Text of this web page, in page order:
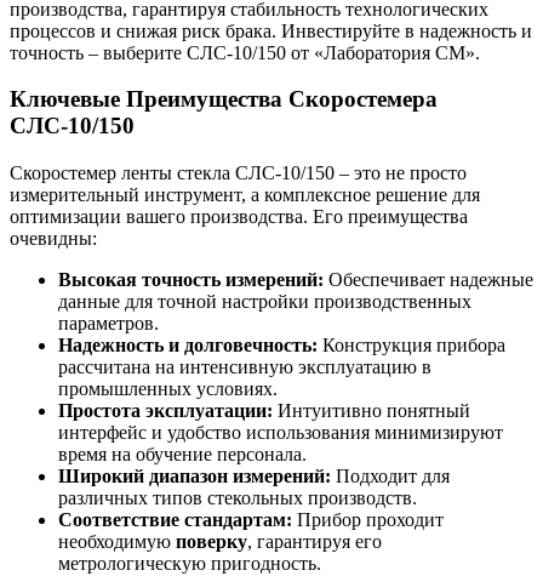
производства, гарантируя стабильность технологических
процессов и снижая риск брака. Инвестируйте в надежность и
точность – выберите СЛС-10/150 от «Лаборатория СМ».
Ключевые Преимущества Скоростемера
СЛС-10/150
Скоростемер ленты стекла СЛС-10/150 – это не просто
измерительный инструмент, а комплексное решение для
оптимизации вашего производства. Его преимущества
очевидны:
Высокая точность измерений: Обеспечивает надежные
данные для точной настройки производственных
параметров.
Надежность и долговечность: Конструкция прибора
рассчитана на интенсивную эксплуатацию в
промышленных условиях.
Простота эксплуатации: Интуитивно понятный
интерфейс и удобство использования минимизируют
время на обучение персонала.
Широкий диапазон измерений: Подходит для
различных типов стекольных производств.
Соответствие стандартам: Прибор проходит
необходимую поверку, гарантируя его
метрологическую пригодность.